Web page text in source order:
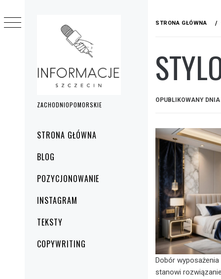
ZACHODNIOPOMORSKIE
główneSTRONA GŁÓWNA
BLOG
POZYCJONOWANIE
INSTAGRAM
TEKSTY
COPYWRITING
do
treści
STRONA GŁÓWNA
OPUBLIKOWANY DNIA
Dobór
stanowi